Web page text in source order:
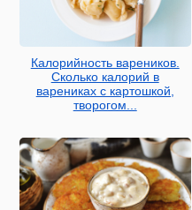
Калорийность вареников.
Сколько калорий в
варениках с картошкой,
творогом...